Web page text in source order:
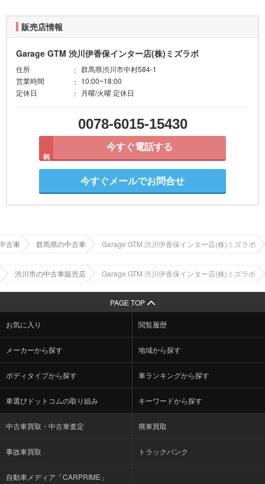
販売店情報
Garage GTM 渋川伊香保インター店(株)ミズラボ
住所
群馬県渋川市中村584-1
営業時間
10:00~18:00
定休日
月曜/火曜 定休日
0078-6015-15430
今すぐ電話する
今すぐメールでお問合せ
古車 群馬県の中古車 Garage GTM 渋川伊香保インター店(株)ミズラボ
渋川市の中古車販売店 Garage GTM 渋川伊香保インター店(株)ミズラボ
PAGE TOP
お気に入り 閲覧履歴
メーカーから探す 地域から探す
ボディタイプから探す 車ランキングから探す
車選びドットコムの取り組み キーワードから探す
中古車買取・中古車査定 廃車買取
事故車買取 トラックバンク
自動車メディア「CARPRIME」